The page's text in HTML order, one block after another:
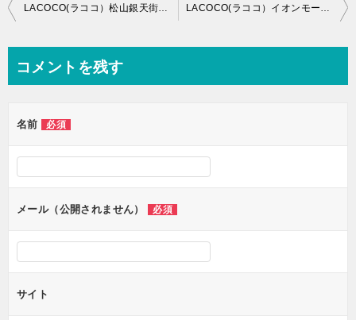
投
ビ
ー
シ
ン
LACOCO(ラココ）松山銀天街店月額3,300円６回の脱毛内容で出来る効果は？ LACOCO(ラココ）イオンモール新居浜店月額3,300円６回の脱毛内容で出来る効果は？
コメントを残す
名前 必須
メール（公開されません） 必須
サイト